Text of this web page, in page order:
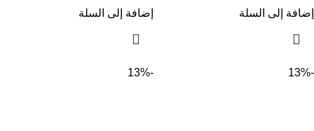
إضافة إلى السلة إضافة إلى السلة
-13%
-13%